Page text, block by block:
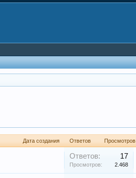
Дата создания Ответов Просмотров
Ответов: 17
Просмотров: 2.468